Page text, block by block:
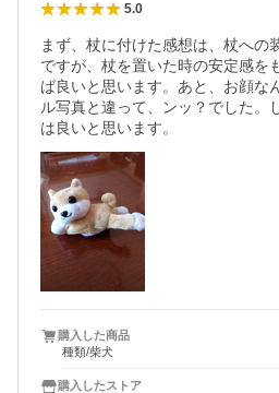
5.0
まず、杖に付けた感想は、杖への
ですが、杖を置いた時の安定感を
ば良いと思います。あと、お顔な
ル写真と違って、ンッ？でした。
は良いと思います。
購入した商品
種類/柴犬
購入したストア